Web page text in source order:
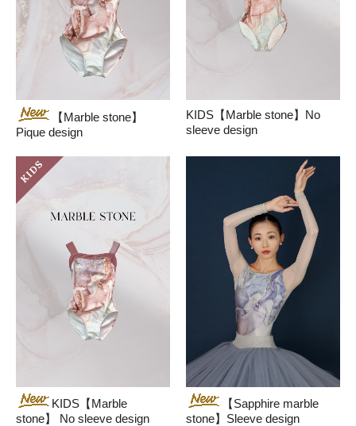
【Marble stone】
Pique design
KIDS【Marble stone】No
sleeve design
KIDS【Marble
stone】 No sleeve design
【Sapphire marble
stone】Sleeve design